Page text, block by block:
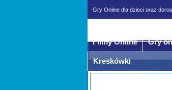
Gry Online dla dzieci oraz
Filmy Online Gry
Kreskówki